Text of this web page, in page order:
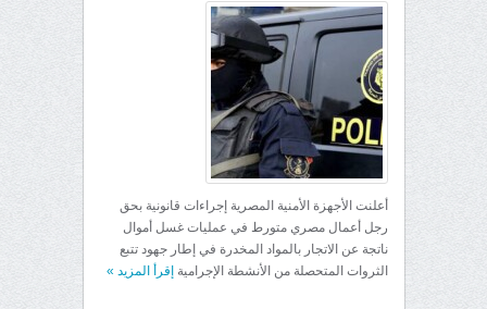
أعلنت الأجهزة الأمنية المصرية إجراءات قانونية بحق
رجل أعمال مصري متورط في عمليات غسل أموال
ناتجة عن الاتجار بالمواد المخدرة في إطار جهود تتبع
الثروات المتحصلة من الأنشطة الإجرامية إقرأ المزيد »